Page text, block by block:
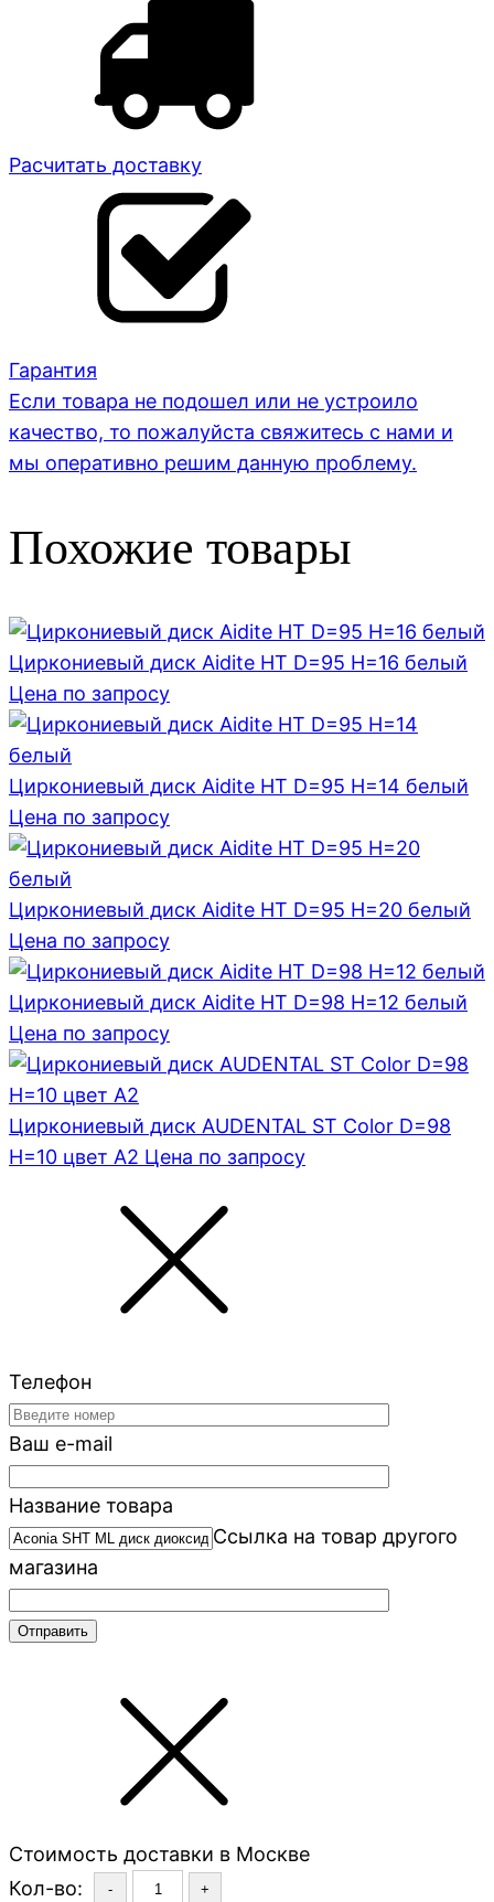
Расчитать доставку
Гарантия
Если товара не подошел или не устроило
качество, то пожалуйста свяжитесь с нами и
мы оперативно решим данную проблему.
Похожие товары
Циркониевый диск Aidite HT D=95 H=16 белый
Цена по запросу
Циркониевый диск Aidite HT D=95 H=14 белый
Цена по запросу
Циркониевый диск Aidite HT D=95 H=20 белый
Цена по запросу
Циркониевый диск Aidite HT D=98 H=12 белый
Цена по запросу
Циркониевый диск AUDENTAL ST Color D=98
H=10 цвет A2 Цена по запросу
Телефон
Ваш e-mail
Название товара
Ссылка на товар другого
магазина
Стоимость доставки в Москве
Кол-во:
- +